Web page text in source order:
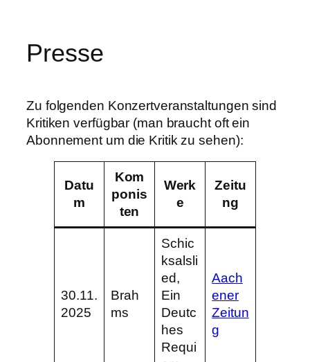
Presse
Zu folgenden Konzertveranstaltungen sind
Kritiken verfügbar (man braucht oft ein
Abonnement um die Kritik zu sehen):
Datu
m
Kom
ponis
ten
Werk
e
Zeitu
ng
30.11.
2025
Brah
ms
Schic
ksalsli
ed,
Ein
Deutc
hes
Requi
Aach
ener
Zeitun
g